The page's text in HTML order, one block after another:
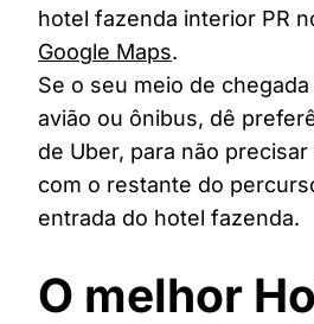
hotel fazenda interior PR
Google Maps.
Se o seu meio de
avião ou ônibus, dê
de Uber, para não
com o restante do
entrada do hotel fazenda.
O melhor